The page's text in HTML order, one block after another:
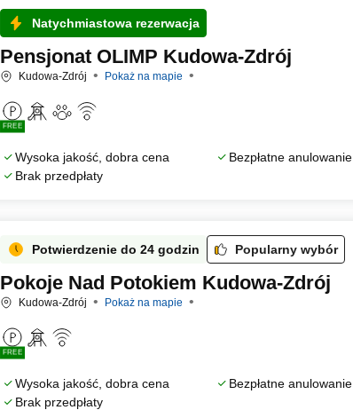
Natychmiastowa rezerwacja
Pensjonat OLIMP Kudowa-Zdrój
Kudowa-Zdrój Pokaż na mapie
FREE
Wysoka jakość, dobra cena
Bezpłatne anulowanie
Brak przedpłaty
Potwierdzenie do 24 godzin Popularny wybór
Pokoje Nad Potokiem Kudowa-Zdrój
Kudowa-Zdrój Pokaż na mapie
FREE
Wysoka jakość, dobra cena
Bezpłatne anulowanie
Brak przedpłaty